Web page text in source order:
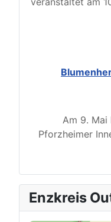
Am 9. Mai
Pforzheimer
Enzkreis